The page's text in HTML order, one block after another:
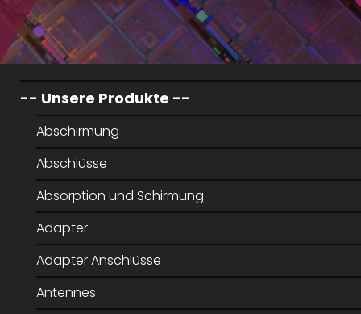
-- Unsere Produkte --
Abschirmung
Abschlüsse
Absorption und Schirmung
Adapter
Adapter Anschlüsse
Antennes